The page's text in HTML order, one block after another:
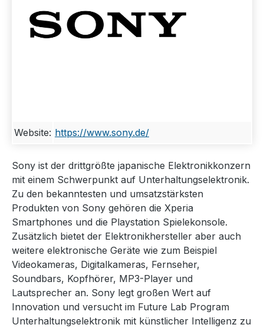
Website: https://www.sony.de/
Sony ist der drittgrößte japanische Elektronikkonzern
mit einem Schwerpunkt auf Unterhaltungselektronik.
Zu den bekanntesten und umsatzstärksten
Produkten von Sony gehören die Xperia
Smartphones und die Playstation Spielekonsole.
Zusätzlich bietet der Elektronikhersteller aber auch
weitere elektronische Geräte wie zum Beispiel
Videokameras, Digitalkameras, Fernseher,
Soundbars, Kopfhörer, MP3-Player und
Lautsprecher an. Sony legt großen Wert auf
Innovation und versucht im Future Lab Program
Unterhaltungselektronik mit künstlicher Intelligenz zu